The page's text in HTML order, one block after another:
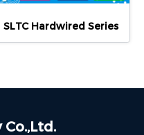
SLTC Hardwired Series